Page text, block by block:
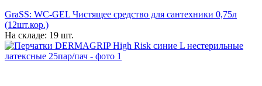
GraSS: WC-GEL Чистящее средство для сантехники 0,75л
(12шт.кор.)
На складе: 19 шт.